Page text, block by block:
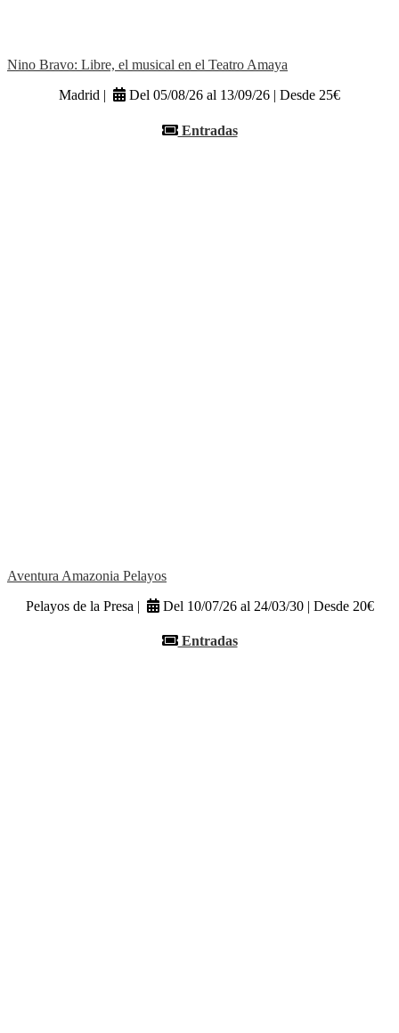
Nino Bravo: Libre, el musical en el Teatro Amaya
Madrid |
Del 05/08/26 al 13/09/26 | Desde 25€
Entradas
Aventura Amazonia Pelayos
Pelayos de la Presa |
Del 10/07/26 al 24/03/30 | Desde 20€
Entradas